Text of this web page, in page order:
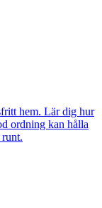
hem. Lär dig hur
ordning kan hålla
runt.